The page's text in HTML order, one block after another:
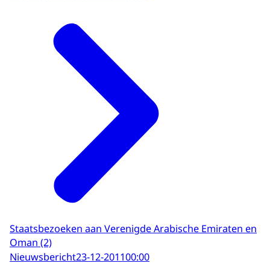
Staatsbezoeken aan Verenigde Arabische Emiraten en
Oman (2)
Nieuwsbericht23-12-201100:00